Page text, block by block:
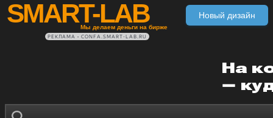
SMART-LAB
Мы делаем деньги на бирже
Новый дизайн
РЕКЛАМА • CONFA.SMART-LAB.RU